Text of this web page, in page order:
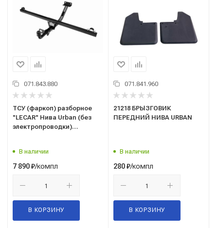
071.843.880
ТСУ (фаркоп) разборное
"LECAR" Нива Urban (без
электропроводки)
В наличии
7 890₽/компл
В КОРЗИНУ
071.841.960
21218 БРЫЗГОВИК
ПЕРЕДНИЙ НИВА URBAN
В наличии
280₽/компл
В КОРЗИНУ